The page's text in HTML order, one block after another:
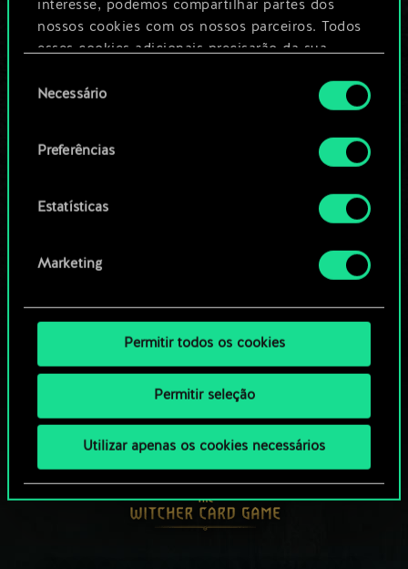
interesse, podemos compartilhar partes dos
nossos cookies com os nossos parceiros. Todos
esses cookies adicionais precisarão da sua
Você encontrará todos os detalhes sobre o uso
de cookies e poderá ajustar as suas preferências
no menu "Configurações" abaixo.
deNecessário
Preferências
Estatísticas
Marketing
Permitir todos os cookies
Permitir seleção
Utilizar apenas os cookies necessários
um guia